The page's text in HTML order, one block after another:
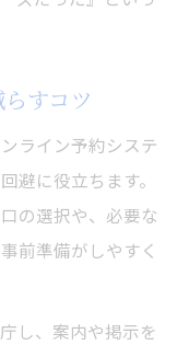
すコツ
ライン予約システ
避に役立ちます。
の選択や、必要な
前準備がしやすく
し、案内や掲示を